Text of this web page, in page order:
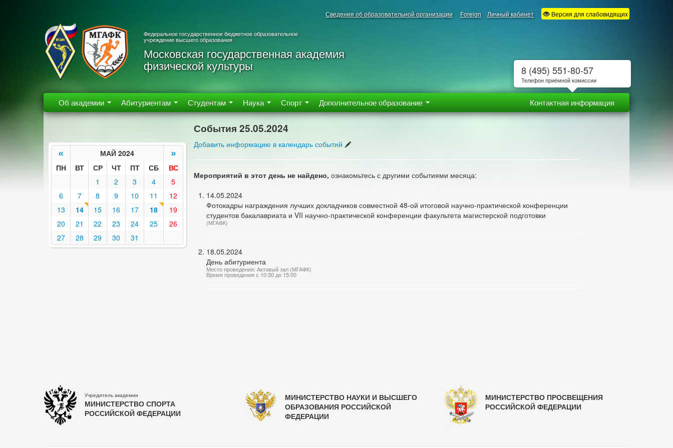
Сведения об образовательной организации Foreign Личный кабинет Версия для слабовидящих
Федеральное государственное бюджетное образовательное
учреждение высшего образования
Московская государственная академия
физической культуры
Об академии Абитуриентам Студентам Наука Спорт Дополнительное образование Контактная информация
« МАЙ 2024 »
ПН ВТ СР ЧТ ПТ СБ
ВС
1
2 3 4
5
6
7 8 9 10 11
12
13
14 15 16 17 18
19
20
21 22 23 24 25
26
27
28 29 30 31
События 25.05.2024
Добавить информацию в календарь событий
Мероприятий в этот день не найдено, ознакомьтесь с другими событиями месяца:
14.05.2024
Фотокадры награждения лучших докладчиков​ совместной 48-ой итоговой научно-практической конференции
студентов бакалавриата и VII научно-практической конференции факультета магистерской подготовки
(МГАФК)
18.05.2024
День абитуриента
Место проведения: Актовый зал (МГАФК)
Время проведения с 10:30 до 15:00
Учредитель академии
МИНИСТЕРСТВО СПОРТА
РОССИЙСКОЙ ФЕДЕРАЦИИ
МИНИСТЕРСТВО НАУКИ И ВЫСШЕГО
ОБРАЗОВАНИЯ РОССИЙСКОЙ
ФЕДЕРАЦИИ
МИНИСТЕРСТВО ПРОСВЕЩЕНИЯ
РОССИЙСКОЙ ФЕДЕРАЦИИ
8 (495) 551-80-57
Телефон приёмной комиссии